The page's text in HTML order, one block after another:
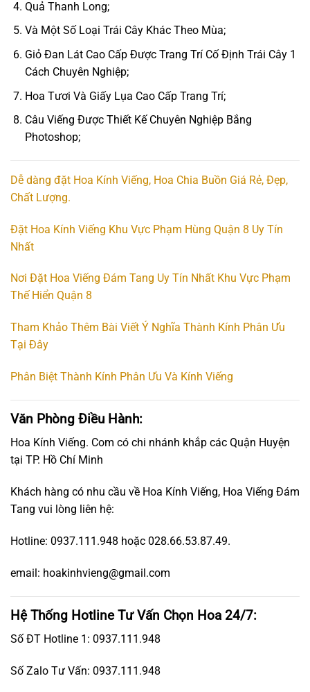
Quả Thanh Long;
Và Một Số Loại Trái Cây Khác Theo Mùa;
Giỏ Đan Lát Cao Cấp Được Trang Trí Cố Định Trái Cây 1
Cách Chuyên Nghiệp;
Hoa Tươi Và Giấy Lụa Cao Cấp Trang Trí;
Câu Viếng Được Thiết Kế Chuyên Nghiệp Bắng
Photoshop;
Dễ dàng đặt Hoa Kính Viếng, Hoa Chia Buồn Giá Rẻ, Đẹp,
Chất Lượng.
Đặt Hoa Kính Viếng Khu Vực Phạm Hùng Quận 8 Uy Tín
Nhất
Nơi Đặt Hoa Viếng Đám Tang Uy Tín Nhất Khu Vực Phạm
Thế Hiển Quận 8
Tham Khảo Thêm Bài Viết Ý Nghĩa Thành Kính Phân Ưu
Tại Đây
Phân Biệt Thành Kính Phân Ưu Và Kính Viếng
Văn Phòng Điều Hành:
Hoa Kính Viếng. Com có chi nhánh khắp các Quận Huyện
tại TP. Hồ Chí Minh
Khách hàng có nhu cầu về Hoa Kính Viếng, Hoa Viếng Đám
Tang vui lòng liên hệ:
Hotline: 0937.111.948 hoặc 028.66.53.87.49.
email: hoakinhvieng@gmail.com
Hệ Thống Hotline Tư Vấn Chọn Hoa 24/7:
Số ĐT Hotline 1: 0937.111.948
Số Zalo Tư Vấn: 0937.111.948